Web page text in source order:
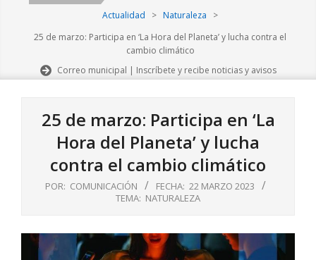
Actualidad
> Naturaleza
>
25 de marzo: Participa en ‘La Hora del Planeta’ y lucha contra el
cambio climático
Correo municipal | Inscríbete y recibe noticias y avisos
25 de marzo: Participa en ‘La
Hora del Planeta’ y lucha
contra el cambio climático
POR: COMUNICACIÓN FECHA: 22 MARZO 2023
TEMA: NATURALEZA